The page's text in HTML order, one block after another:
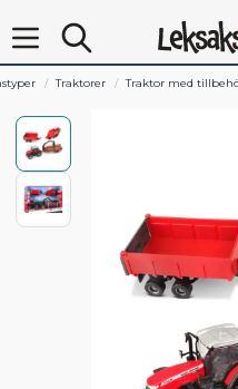
Traktorer Traktor med